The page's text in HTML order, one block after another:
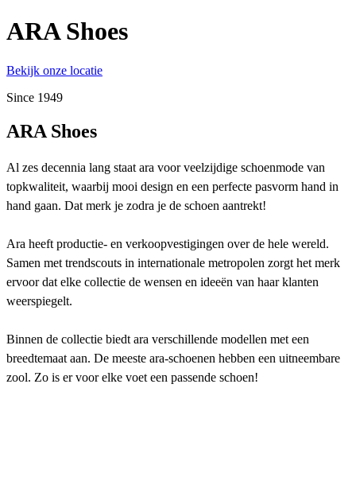
ARA Shoes
Bekijk onze locatie
Since 1949
ARA Shoes
Al zes decennia lang staat ara voor veelzijdige schoenmode van
topkwaliteit, waarbij mooi design en een perfecte pasvorm hand in
hand gaan. Dat merk je zodra je de schoen aantrekt!
Ara heeft productie- en verkoopvestigingen over de hele wereld.
Samen met trendscouts in internationale metropolen zorgt het merk
ervoor dat elke collectie de wensen en ideeën van haar klanten
weerspiegelt.
Binnen de collectie biedt ara verschillende modellen met een
breedtemaat aan. De meeste ara-schoenen hebben een uitneembare
zool. Zo is er voor elke voet een passende schoen!